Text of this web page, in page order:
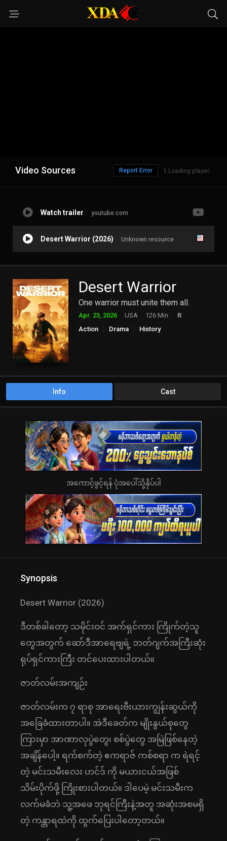
Video Sources Loading player..
Report Error
Watch trailer youtube.com
Desert Warrior (2026) Unknown resource
Desert Warrior
One warrior must unite them all.
Apr. 23, 2026 USA 126 Min.
R
Action
Drama History
Info Cast
အကောင့်ဖွင့်ရန် ပုံအပေါ်သို့နှိပ်ပါ
Synopsis
Desert Warrior (2026)
ဒီတစ်ခါတော့ သမိုင်းဝင် အက်ရှင်ကား ကြိုက်တဲ့သူ
တွေအတွက် ဆော်ဒီအာရေဗျရဲ့ ဘတ်ဂျက်အကြီးဆုံး
ရုပ်ရှင်ကားကြီး တင်ပေးထားပါတယ်။
ဇာတ်လမ်းအကျဉ်း
ဇာတ်လမ်းက ၇ ရာစု အာရေးဗီးယားကျွန်းဆွယ်ကို
အခြေခံထားတာပါ။ အဲဒီခေတ်က မျိုးနွယ်စုတွေ
ကြားမှာ အာဏာလုပွဲတွေ၊ စစ်ပွဲတွေ အမြဲဖြစ်နေတဲ့
အချိန်ပေါ့။ ရက်စက်တဲ့ ဧကရာဇ် ကစ်စရာ က ရဲရင့်
တဲ့ မင်းသမီးလေး ဟင်ဒ် ကို မယားငယ်အဖြစ်
သိမ်းပိုက်ဖို့ ကြိုးစားပါတယ်။ ဒါပေမဲ့ မင်းသမီးက
လက်မခံဘဲ သူ့အဖေ ဘုရင်ကြီးနဲ့အတူ အဆုံးအစမရှိ
တဲ့ ကန္တာရထဲကို ထွက်ပြေးပါတော့တယ်။